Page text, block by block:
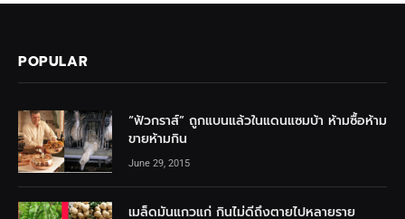
POPULAR
“ฟัวกราส์” ถูกแบนแล้วในแดนแซมบ้า ห้ามซื้อห้าม
ขายห้ามกิน
June 29, 2015
เมล็ดมันแกวแก่ กินไม่ดีถึงตายไปหลายราย